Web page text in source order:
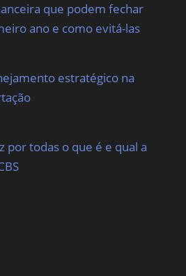
que podem fechar
ano e como evitá-las
estratégico na
por todas o que é e qual a